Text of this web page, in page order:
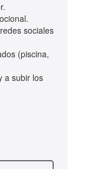
sociales
(piscina,
a subir los